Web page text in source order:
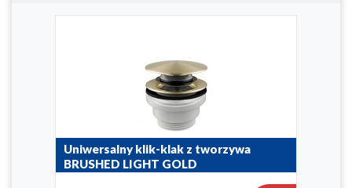
Uniwersalny klik-klak z tworzywa
BRUSHED LIGHT GOLD